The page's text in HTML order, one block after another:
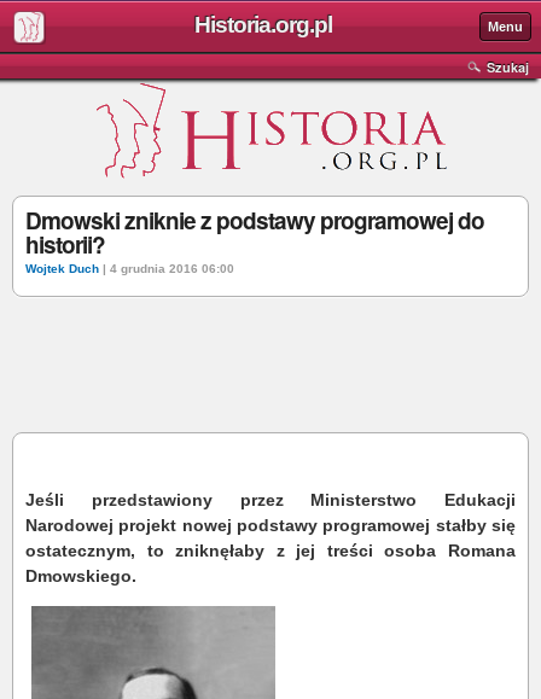
Historia.org.pl Menu
Szukaj
Dmowski zniknie z podstawy programowej do
historii?
Wojtek Duch | 4 grudnia 2016 06:00
Jeśli przedstawiony przez Ministerstwo Edukacji
Narodowej projekt nowej podstawy programowej stałby się
ostatecznym, to zniknęłaby z jej treści osoba Romana
Dmowskiego.